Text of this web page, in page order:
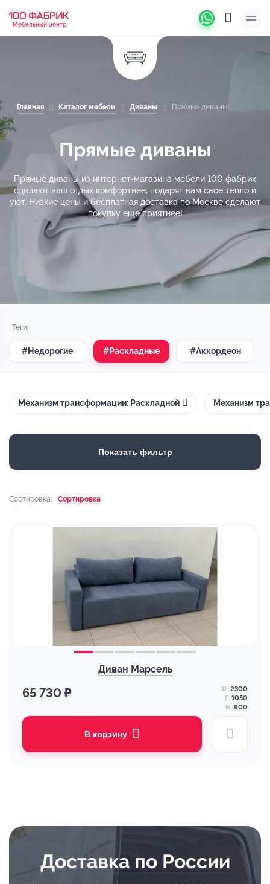
Мебельный центр
Главная Каталог мебели Диваны Прямые диваны
Прямые диваны
Прямые диваны из интернет-магазина мебели 100 фабрик
сделают ваш отдых комфортнее, подарят вам свое тепло и
уют. Низкие цены и бесплатная доставка по Москве сделают
покупку еще приятнее!
Теги:
#Недорогие #Раскладные #Аккордеон
Механизм трансформации: Раскладной Механизм
Показать фильтр
Сортировка: Сортировка
Диван Марсель
65 730 ₽ Ш: 2300
Г: 1050
В: 900
В корзину
Доставка по России